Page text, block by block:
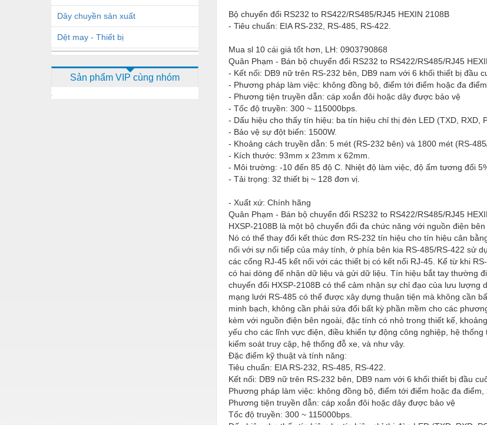
Dây chuyền sản xuất
Dệt may - Thiết bị
Dịch vụ - Thi công
Sản phẩm VIP cùng nhóm
Bộ chuyển đổi RS232 to RS422/RS485/RJ45 HEXIN 2108B
- Tiêu chuẩn: EIA RS-232, RS-485, RS-422.
Mua sl 10 cái giá tốt hơn, LH: 0903790868
Quân Phạm - Bán bộ chuyển đổi RS232 to RS422/RS485/RJ45
- Kết nối: DB9 nữ trên RS-232 bên, DB9 nam với 6 khối thiết bị đầu
- Phương pháp làm việc: không đồng bộ, điểm tới điểm hoặc đa
- Phương tiện truyền dẫn: cáp xoắn đôi hoặc dây được bảo vệ
- Tốc độ truyền: 300 ~ 115000bps.
- Dấu hiệu cho thấy tín hiệu: ba tín hiệu chỉ thị đèn LED (TXD, RXD,
- Bảo vệ sự đột biến: 1500W.
- Khoảng cách truyền dẫn: 5 mét (RS-232 bên) và 1800 mét (RS-
- Kích thước: 93mm x 23mm x 62mm.
- Môi trường: -10 đến 85 độ C. Nhiệt độ làm việc, độ ẩm tương đối
- Tải trọng: 32 thiết bị ~ 128 đơn vị.
- Xuất xứ: Chính hãng
Quân Phạm - Bán bộ chuyển đổi RS232 to RS422/RS485/RJ45
HXSP-2108B là một bộ chuyển đổi đa chức năng với nguồn điện
Nó có thể thay đổi kết thúc đơn RS-232 tín hiệu cho tín hiệu cân
nối với sự nối tiếp của máy tính, ở phía bên kia RS-485/RS-422 sử
các cổng RJ-45 kết nối với các thiết bị có kết nối RJ-45. Kể từ khi
có hai dòng để nhận dữ liệu và gửi dữ liệu. Tín hiệu bắt tay thường
chuyển đổi HXSP-2108B có thể cảm nhận sự chỉ đạo của lưu
mạng lưới RS-485 có thể được xây dựng thuận tiện mà không cần
minh bạch, không cần phải sửa đổi bất kỳ phần mềm cho các
kèm với nguồn điện bên ngoài, đặc tính có nhỏ trong thiết kế,
yếu cho các lĩnh vực điện, điều khiển tự động công nghiệp, hệ
kiểm soát truy cập, hệ thống đỗ xe, và như vậy.
Đặc điểm kỹ thuật và tính năng:
Tiêu chuẩn: EIA RS-232, RS-485, RS-422.
Kết nối: DB9 nữ trên RS-232 bên, DB9 nam với 6 khối thiết bị đầu
Phương pháp làm việc: không đồng bộ, điểm tới điểm hoặc đa điểm,
Phương tiện truyền dẫn: cáp xoắn đôi hoặc dây được bảo vệ
Tốc độ truyền: 300 ~ 115000bps.